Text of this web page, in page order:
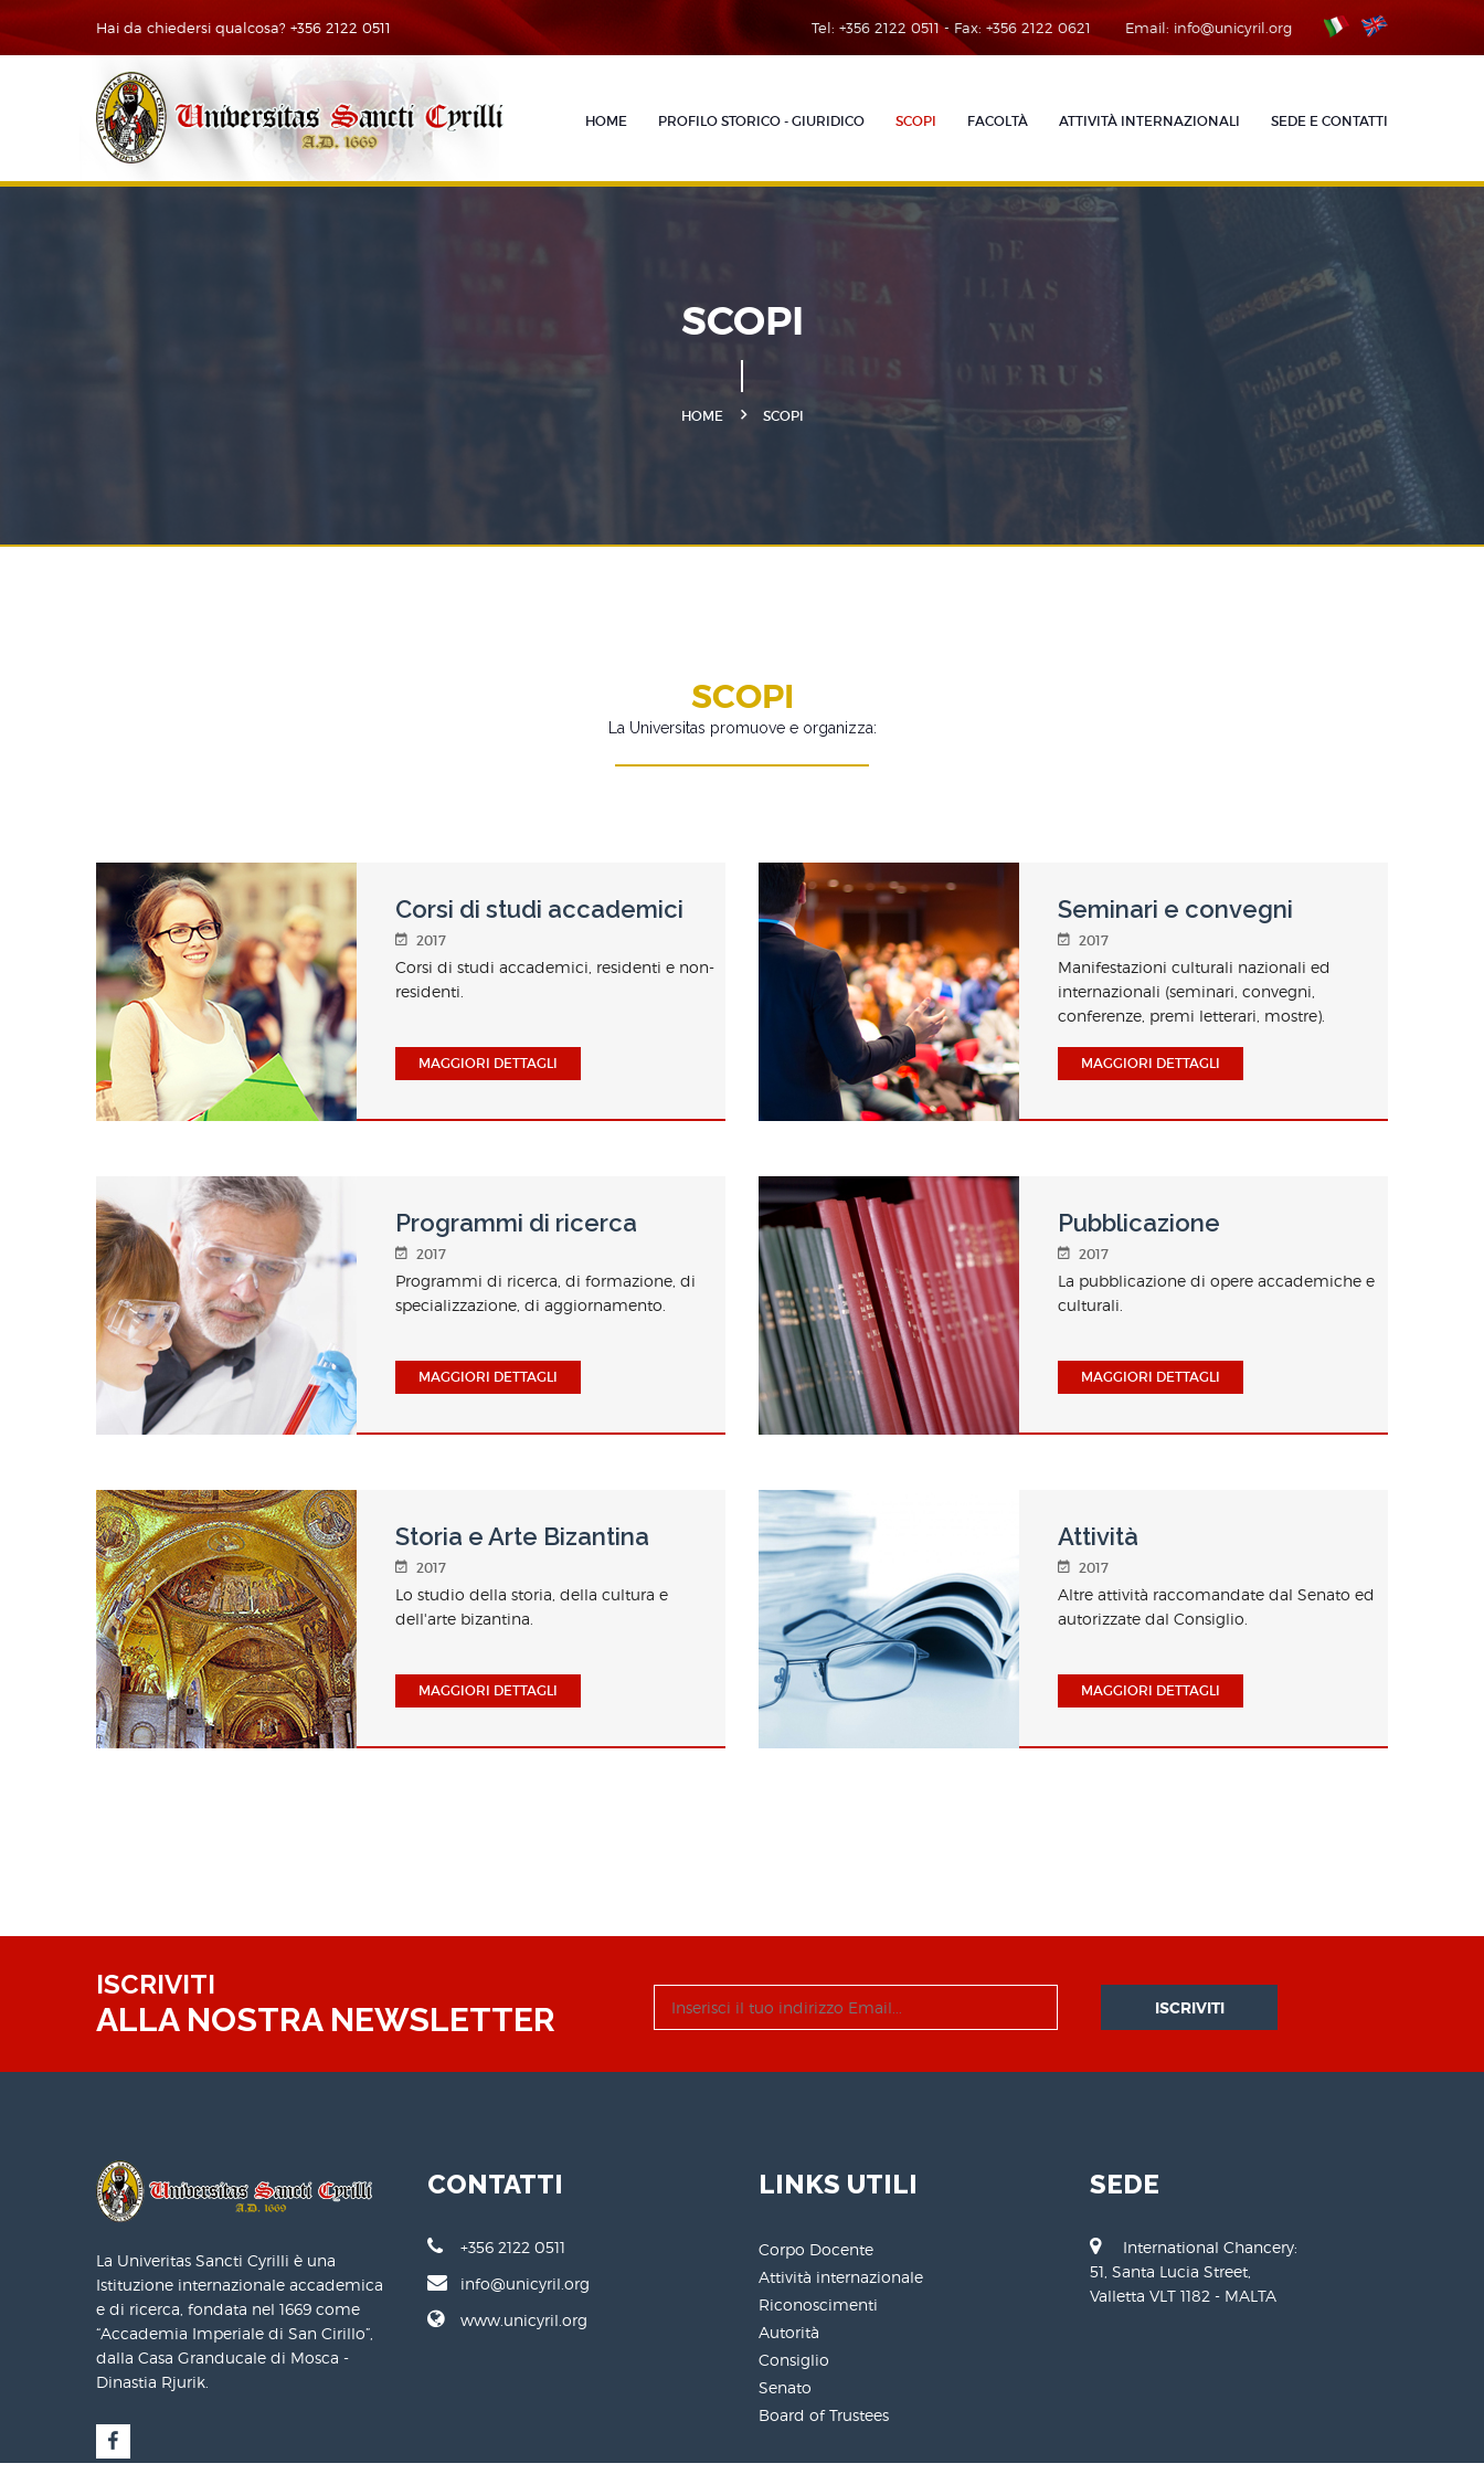
Hai da chiedersi qualcosa? +356 2122 0511 Tel: +356 2122 0511 - Fax: +356 2122 0621 Email: info@unicyril.org
HOME PROFILO STORICO - GIURIDICO SCOPI FACOLTÀ ATTIVITÀ INTERNAZIONALI SEDE E CONTATTI
SCOPI
HOME SCOPI
SCOPI
La Universitas promuove e organizza:
Corsi di studi accademici
2017
Corsi di studi accademici, residenti e non-
residenti.
MAGGIORI DETTAGLI
Programmi di ricerca
2017
Programmi di ricerca, di formazione, di
specializzazione, di aggiornamento.
MAGGIORI DETTAGLI
Storia e Arte Bizantina
2017
Lo studio della storia, della cultura e
dell'arte bizantina.
MAGGIORI DETTAGLI
Seminari e convegni
2017
Manifestazioni culturali nazionali ed
internazionali (seminari, convegni,
conferenze, premi letterari, mostre).
MAGGIORI DETTAGLI
Pubblicazione
2017
La pubblicazione di opere accademiche e
culturali.
MAGGIORI DETTAGLI
Attività
2017
Altre attività raccomandate dal Senato ed
autorizzate dal Consiglio.
MAGGIORI DETTAGLI
ISCRIVITI
ALLA NOSTRA NEWSLETTER ISCRIVITI
La Univeritas Sancti Cyrilli è una
Istituzione internazionale accademica
e di ricerca, fondata nel 1669 come
“Accademia Imperiale di San Cirillo”,
dalla Casa Granducale di Mosca -
Dinastia Rjurik.
CONTATTI
+356 2122 0511
info@unicyril.org
www.unicyril.org
LINKS UTILI
Corpo Docente
Attività internazionale
Riconoscimenti
Autorità
Consiglio
Senato
Board of Trustees
SEDE
International Chancery:
51, Santa Lucia Street,
Valletta VLT 1182 - MALTA